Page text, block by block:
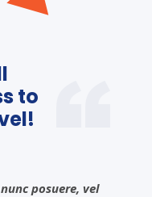
to
posuere, vel